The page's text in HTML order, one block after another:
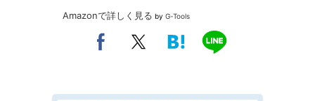
Amazonで詳しく見る by G-Tools